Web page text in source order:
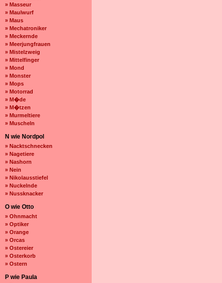
» Masseur
» Maulwurf
» Maus
» Mechatroniker
» Meckernde
» Meerjungfrauen
» Mistelzweig
» Mittelfinger
» Mond
» Monster
» Mops
» Motorrad
» M�de
» M�tzen
» Murmeltiere
» Muscheln
N wie Nordpol
» Nacktschnecken
» Nagetiere
» Nashorn
» Nein
» Nikolausstiefel
» Nuckelnde
» Nussknacker
O wie Otto
» Ohnmacht
» Optiker
» Orange
» Orcas
» Ostereier
» Osterkorb
» Ostern
P wie Paula